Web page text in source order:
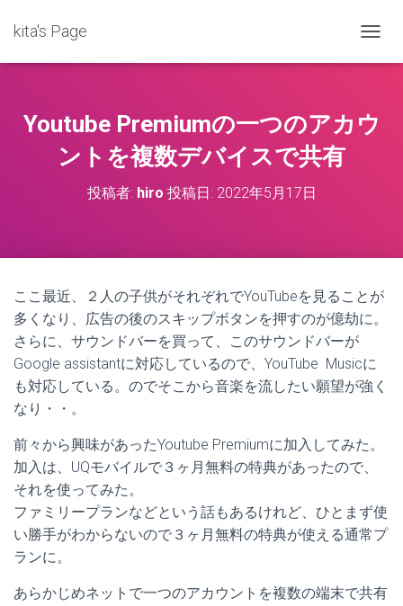
kita's Page
ビ
ョ
Youtube Premiumの一つのアカウ
ントを複数デバイスで共有
投稿者: hiro 投稿日: 2022年5月17日
ここ最近、２人の子供がそれぞれでYouTubeを見ることが
多くなり、広告の後のスキップボタンを押すのが億劫に。
さらに、サウンドバーを買って、このサウンドバーが
Google assistantに対応しているので、YouTube Musicに
も対応している。のでそこから音楽を流したい願望が強く
なり・・。
前々から興味があったYoutube Premiumに加入してみた。
加入は、UQモバイルで３ヶ月無料の特典があったので、
それを使ってみた。
ファミリープランなどという話もあるけれど、ひとまず使
い勝手がわからないので３ヶ月無料の特典が使える通常プ
ランに。
あらかじめネットで一つのアカウントを複数の端末で共有